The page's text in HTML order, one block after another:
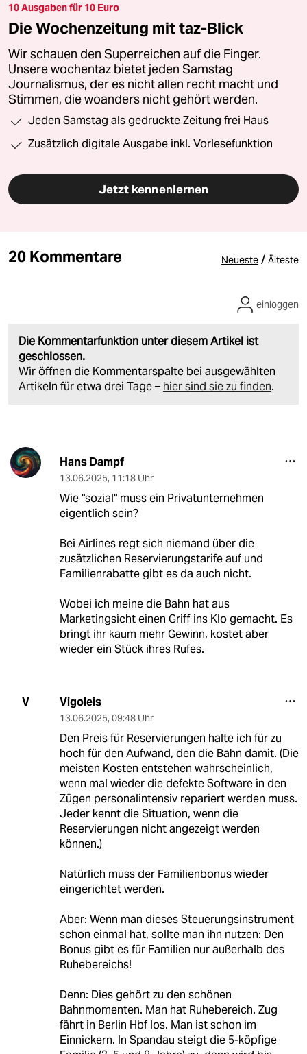
10 Ausgaben für 10 Euro
Die Wochenzeitung mit taz-Blick
Wir schauen den Superreichen auf die Finger.
Unsere wochentaz bietet jeden Samstag
Journalismus, der es nicht allen recht macht und
Stimmen, die woanders nicht gehört werden.
Jeden Samstag als gedruckte Zeitung frei Haus
Zusätzlich digitale Ausgabe inkl. Vorlesefunktion
Jetzt kennenlernen
20 Kommentare Neueste / Älteste
Die Kommentarfunktion unter diesem Artikel ist
geschlossen.
Wir öffnen die Kommentarspalte bei ausgewählten
Artikeln für etwa drei Tage – hier sind sie zu finden.
einloggen
Hans Dampf
13.06.2025, 11:18 Uhr
Wie "sozial" muss ein Privatunternehmen
eigentlich sein?
Bei Airlines regt sich niemand über die
zusätzlichen Reservierungstarife auf und
Familienrabatte gibt es da auch nicht.
Wobei ich meine die Bahn hat aus
Marketingsicht einen Griff ins Klo gemacht. Es
bringt ihr kaum mehr Gewinn, kostet aber
wieder ein Stück ihres Rufes.
V Vigoleis
13.06.2025, 09:48 Uhr
Den Preis für Reservierungen halte ich für zu
hoch für den Aufwand, den die Bahn damit. (Die
meisten Kosten entstehen wahrscheinlich,
wenn mal wieder die defekte Software in den
Zügen personalintensiv repariert werden muss.
Jeder kennt die Situation, wenn die
Reservierungen nicht angezeigt werden
können.)
Natürlich muss der Familienbonus wieder
eingerichtet werden.
Aber: Wenn man dieses Steuerungsinstrument
schon einmal hat, sollte man ihn nutzen: Den
Bonus gibt es für Familien nur außerhalb des
Ruhebereichs!
Denn: Dies gehört zu den schönen
Bahnmomenten. Man hat Ruhebereich. Zug
fährt in Berlin Hbf los. Man ist schon im
Einnickern. In Spandau steigt die 5-köpfige